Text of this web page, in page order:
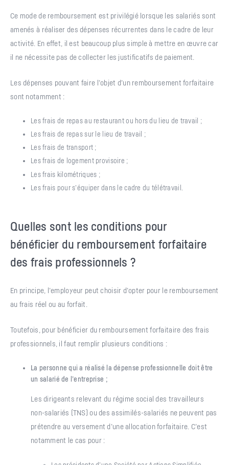
Ce mode de remboursement est privilégié lorsque les salariés sont
amenés à réaliser des dépenses récurrentes dans le cadre de leur
activité. En effet, il est beaucoup plus simple à mettre en œuvre car
il ne nécessite pas de collecter les justificatifs de paiement.
Les dépenses pouvant faire l’objet d’un remboursement forfaitaire
sont notamment :
Les frais de repas au restaurant ou hors du lieu de travail ;
Les frais de repas sur le lieu de travail ;
Les frais de transport ;
Les frais de logement provisoire ;
Les frais kilométriques ;
Les frais pour s’équiper dans le cadre du télétravail.
Quelles sont les conditions pour
bénéficier du remboursement forfaitaire
des frais professionnels ?
En principe, l’employeur peut choisir d’opter pour le remboursement
au frais réel ou au forfait.
Toutefois, pour bénéficier du remboursement forfaitaire des frais
professionnels, il faut remplir plusieurs conditions :
La personne qui a réalisé la dépense professionnelle doit être
un salarié de l’entreprise ;
Les dirigeants relevant du régime social des travailleurs
non-salariés (TNS) ou des assimilés-salariés ne peuvent pas
prétendre au versement d’une allocation forfaitaire. C’est
notamment le cas pour :